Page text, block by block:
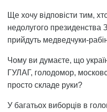
Ще хочу відповісти тим,
недолугого президенства
прийдуть медведчуки-
Чому ви думаєте, що
ГУЛАГ, голодомор,
просто складе руки?
У багатьох виборців в